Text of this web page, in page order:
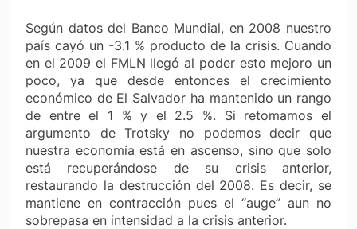
Según datos del Banco Mundial, en 2008 nuestro
país cayó un -3.1 % producto de la crisis. Cuando
en el 2009 el FMLN llegó al poder esto mejoro un
poco, ya que desde entonces el crecimiento
económico de El Salvador ha mantenido un rango
de entre el 1 % y el 2.5 %. Si retomamos el
argumento de Trotsky no podemos decir que
nuestra economía está en ascenso, sino que solo
está recuperándose de su crisis anterior,
restaurando la destrucción del 2008. Es decir, se
mantiene en contracción pues el “auge” aun no
sobrepasa en intensidad a la crisis anterior.